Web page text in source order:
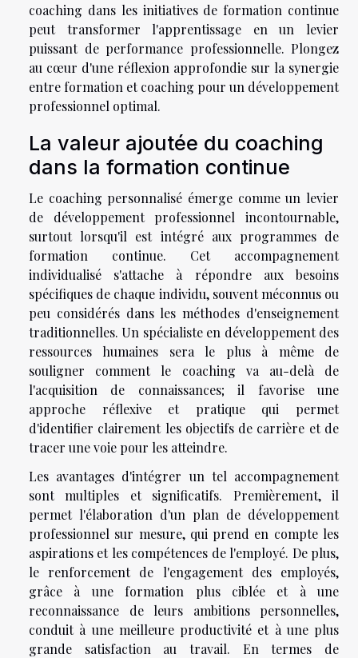
coaching dans les initiatives de formation continue
peut transformer l'apprentissage en un levier
puissant de performance professionnelle. Plongez
au cœur d'une réflexion approfondie sur la synergie
entre formation et coaching pour un développement
professionnel optimal.
La valeur ajoutée du coaching
dans la formation continue
Le coaching personnalisé émerge comme un levier
de développement professionnel incontournable,
surtout lorsqu'il est intégré aux programmes de
formation continue. Cet accompagnement
individualisé s'attache à répondre aux besoins
spécifiques de chaque individu, souvent méconnus ou
peu considérés dans les méthodes d'enseignement
traditionnelles. Un spécialiste en développement des
ressources humaines sera le plus à même de
souligner comment le coaching va au-delà de
l'acquisition de connaissances; il favorise une
approche réflexive et pratique qui permet
d'identifier clairement les objectifs de carrière et de
tracer une voie pour les atteindre.
Les avantages d'intégrer un tel accompagnement
sont multiples et significatifs. Premièrement, il
permet l'élaboration d'un plan de développement
professionnel sur mesure, qui prend en compte les
aspirations et les compétences de l'employé. De plus,
le renforcement de l'engagement des employés,
grâce à une formation plus ciblée et à une
reconnaissance de leurs ambitions personnelles,
conduit à une meilleure productivité et à une plus
grande satisfaction au travail. En termes de